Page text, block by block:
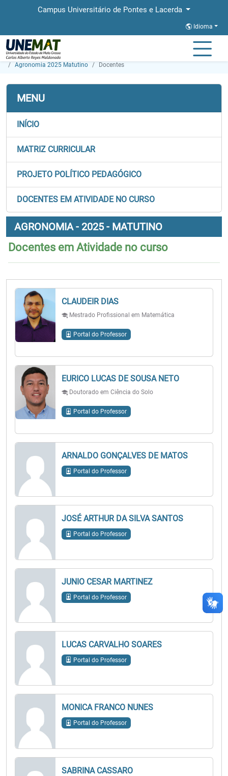
Campus Universitário de Pontes e Lacerda
Idioma
Página Inicial
Agronomia 2025 Matutino
Docentes
MENU
INÍCIO
MATRIZ CURRICULAR
PROJETO POLÍTICO PEDAGÓGICO
DOCENTES EM ATIVIDADE NO CURSO
AGRONOMIA - 2025 - MATUTINO
Docentes em Atividade no curso
CLAUDEIR DIAS
Mestrado Profissional em Matemática
Portal do Professor
EURICO LUCAS DE SOUSA NETO
Doutorado em Ciência do Solo
Portal do Professor
ARNALDO GONÇALVES DE MATOS
Portal do Professor
JOSÉ ARTHUR DA SILVA SANTOS
Portal do Professor
JUNIO CESAR MARTINEZ
Portal do Professor
LUCAS CARVALHO SOARES
Portal do Professor
MONICA FRANCO NUNES
Portal do Professor
SABRINA CASSARO